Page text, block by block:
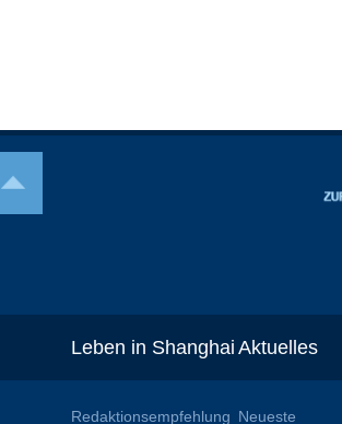
Leben in Shanghai
Redaktionsempfehlung
Aktuelles
Neueste